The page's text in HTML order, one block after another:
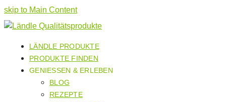
skip to Main Content
LÄNDLE PRODUKTE
PRODUKTE FINDEN
GENIESSEN & ERLEBEN
BLOG
REZEPTE